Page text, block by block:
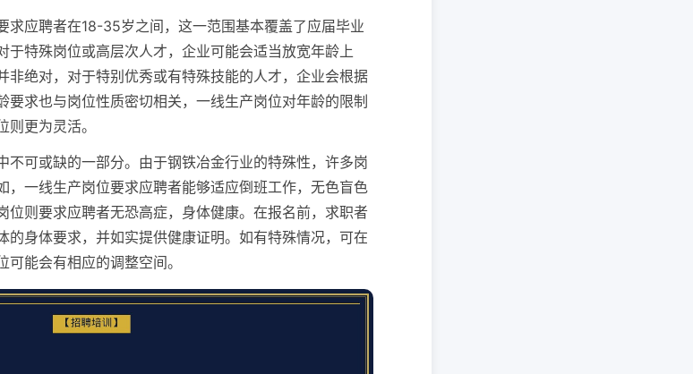
求应聘者在18-35岁之间，这一范围基本覆盖了应届毕业
于特殊岗位或高层次人才，企业可能会适当放宽年龄上
非绝对，对于特别优秀或有特殊技能的人才，企业会根据
要求也与岗位性质密切相关，一线生产岗位对年龄的限制
更为灵活。
不可或缺的一部分。由于钢铁冶金行业的特殊性，许多岗
，一线生产岗位要求应聘者能够适应倒班工作，无色盲色
位则要求应聘者无恐高症，身体健康。在报名前，求职者
的身体要求，并如实提供健康证明。如有特殊情况，可在
能会有相应的调整空间。